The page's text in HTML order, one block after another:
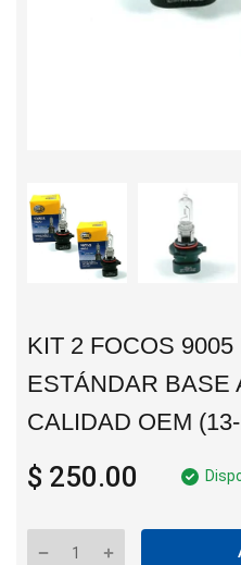
KIT 2 FOCOS
ESTÁNDAR BASE
CALIDAD OEM
$ 250.00